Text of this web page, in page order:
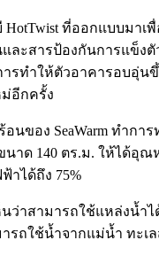
ที่ออกแบบมา
ละสารป้องกันการแข็
ทำให้ตัวอาคารอบอุ่นขึ้
อีกครั้ง
ของ SeaWarm ทำก
าด 140 ตร.ม. ให้ได้อุ
ได้ถึง 75%
เห็นว่าสามารถใช้แหล่
รถใช้น้ำจากแม่น้ำ ทะ